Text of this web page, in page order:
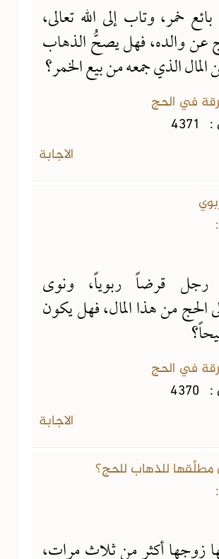
خمر، وتاب إلى الله تعالى،
عن والده، فهل يصحُّ الذهاب
المال الذي جمعه من بيع الخمر؟
في الحج
:
4371
الاجابة
قرضاً ربوياً، ونوى
الحج من هذا المال، فهل يكون
في الحج
:
4370
الاجابة
للذهاب للحج؟
زوجها أكثر من ثلاث مرات،